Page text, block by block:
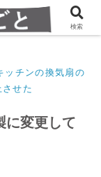
生活
ッチンの換気扇の
せた
に変更して
検索